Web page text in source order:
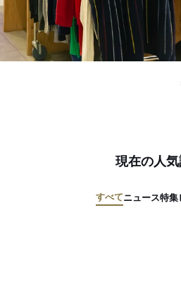
現在の人
すべてニュース特集